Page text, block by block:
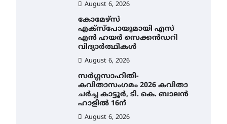
August 6, 2026
കോമേഴ്സ്
എക്സ്പോയുമായി എസ്
എൻ ഹയർ സെക്കൻഡറി
വിദ്യാർത്ഥികൾ
August 6, 2026
സർഗ്ഗസാഹിതി-
കവിതാസംഗമം 2026 കവിതാ
ചർച്ച കാട്ടൂർ, ടി. കെ. ബാലൻ
ഹാളിൽ 16ന്
August 6, 2026